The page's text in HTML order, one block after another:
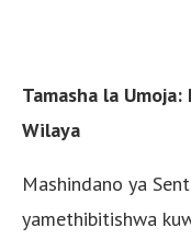
Tamasha la
Wilaya
Mashindano ya
yamethibitishwa